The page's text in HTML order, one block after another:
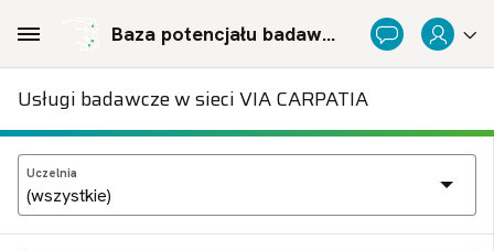
Baza potencjału badawczego Politechnicznej Sieci Via Carpatia im. Prezydenta RP Lecha Kaczyńskiego
Usługi badawcze w sieci VIA CARPATIA
Uczelnia